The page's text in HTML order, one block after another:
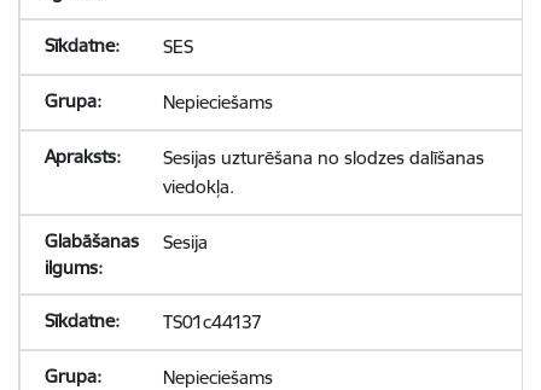
SES
Nepieciešams
Sesijas uzturēšana no slodzes dalīšanas
viedokļa.
Sesija
TS01c44137
Nepieciešams